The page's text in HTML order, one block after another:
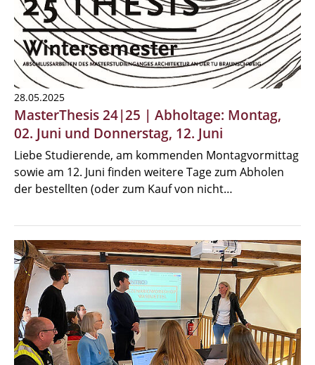
28.05.2025
MasterThesis 24|25 | Abholtage: Montag,
02. Juni und Donnerstag, 12. Juni
Liebe Studierende, am kommenden Montagvormittag
sowie am 12. Juni finden weitere Tage zum Abholen
der bestellten (oder zum Kauf von nicht…